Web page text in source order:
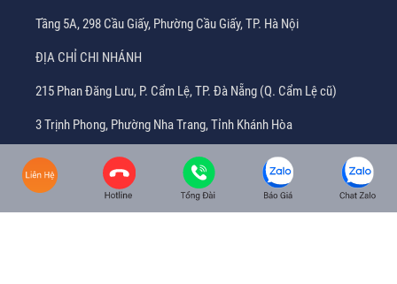
Tầng 5A, 298 Cầu Giấy, Phường Cầu Giấy, TP. Hà Nội
ĐỊA CHỈ CHI NHÁNH
215 Phan Đăng Lưu, P. Cẩm Lệ, TP. Đà Nẵng (Q. Cẩm Lệ cũ)
3 Trịnh Phong, Phường Nha Trang, Tỉnh Khánh Hòa